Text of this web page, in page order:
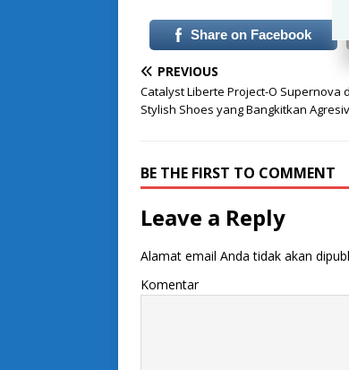
Share on Facebook
PREVIOUS
Catalyst Liberte Project-O Supernova
Stylish Shoes yang Bangkitkan
BE THE FIRST TO COMMENT
Leave a Reply
Alamat email Anda tidak akan
Komentar